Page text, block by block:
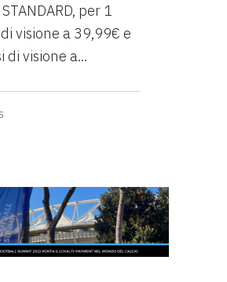
per 1
visione a 39,99€ e
di visione a...